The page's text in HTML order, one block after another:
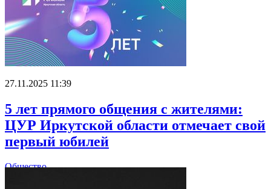
27.11.2025 11:39
5 лет прямого общения с жителями:
ЦУР Иркутской области отмечает свой
первый юбилей
Общество